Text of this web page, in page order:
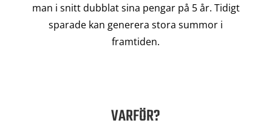
man i snitt dubblat sina pengar på 5 år. Tidigt
sparade kan generera stora summor i
framtiden.
VARFÖR?